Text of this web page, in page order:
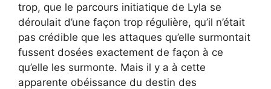
trop, que le parcours initiatique de Lyla se
déroulait d’une façon trop régulière, qu’il n’était
pas crédible que les attaques qu’elle surmontait
fussent dosées exactement de façon à ce
qu’elle les surmonte. Mais il y a à cette
apparente obéissance du destin des